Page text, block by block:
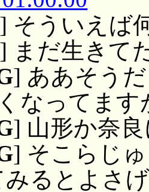
] そういえば
] まだ生きて
] ああそう
なってま
] 山形か奈
] そこらじ
みるとよさ